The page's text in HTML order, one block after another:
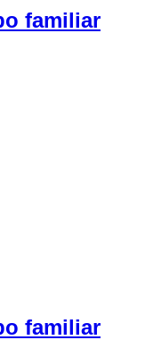
familiar
familiar